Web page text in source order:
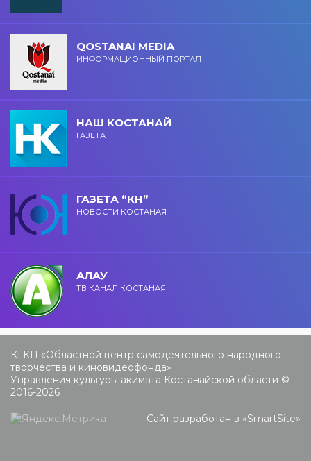
QOSTANAI MEDIA
ИНФОРМАЦИОННЫЙ ПОРТАЛ
НАШ КОСТАНАЙ
ГАЗЕТА
ГАЗЕТА “КН”
НОВОСТИ КОСТАНАЯ
АЛАУ
ТВ КАНАЛ КОСТАНАЯ
КГКП «Областной центр самодеятельного народного
творчества и киновидеофонда»
Управления культуры акимата Костанайской области ©
2016-2026
Сайт разработан в «SmartSite»